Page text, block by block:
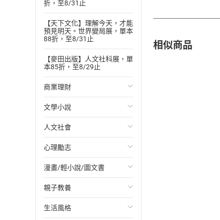
折，至8/31止
【天下文化】理解今天，才能
預見明天。世界變局展，單本
88折，至8/31止
【麥田出版】人文社科展，單
本85折，至8/29止
商業理財
投資理財
經濟/趨勢
財務/金融
管理/領導
職場工作術
成功法
文學小說
歐美文學
日本文學
韓國文學
華文文學
經典文學
人文社會
國際關係
政治
社會科學
台灣/中國歷史
心理勵志
心靈成長/情緒
人際關係
兩性關係
漫畫/輕小說/圖文書
輕小說
奇幻/科幻
親子教養
教育現場
生活風格
相似商品